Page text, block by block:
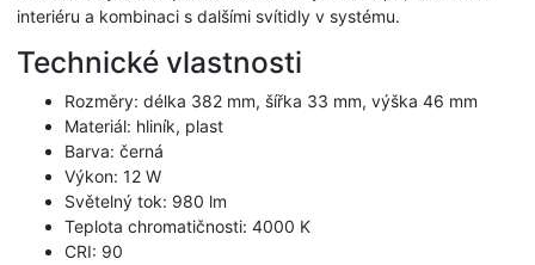
interiéru a kombinaci s dalšími svítidly v systému.
Technické vlastnosti
Rozměry: délka 382 mm, šířka 33 mm, výška 46 mm
Materiál: hliník, plast
Barva: černá
Výkon: 12 W
Světelný tok: 980 lm
Teplota chromatičnosti: 4000 K
CRI: 90